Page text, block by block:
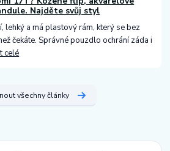
Najděte svůj styl
lehký a má plastový rám, který se bez
čekáte. Správné pouzdlo ochrání záda i
celé
všechny články